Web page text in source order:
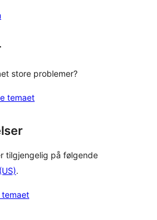
store problemer?
temaet
tilgjengelig på følgende
.